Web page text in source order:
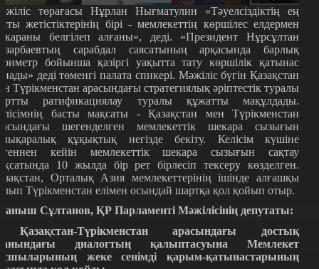
төрағасы Нұрлан Нығматулин «Тәуелсіздіктің ең
жетістіктерінің бірі - мемлекеттің көршілес елдермен
белгілеп алғаны», деді. «Президент Нұрсұлтан
сарабдал саясатының арқасында барлық
бойынша қазіргі уақытта тату көршілік қатынас
деді төменгі палата спикері. Мәжіліс бүгін Қазақстан
Түрікменстан арасындағы стратегиялық әріптестік туралы
ратификациялау туралы құжатты мақұлдады.
басты мақсаты - Қазақстан мен Түрікменстан
шегенделген мемлекеттік шекара сызығын
құқықтық негізде бекіту. Келісім күшіне
кейін мемлекеттік шекара сызығын сақтау
10 жылда бір рет бірлесіп тексеру көзделген.
Орталық Азия мемлекеттерінің ішінде алғашқы
Түрікменстан елімен осындай шартқа қол қойып отыр.
Сұлтанов, ҚР Парламенті Мәжілісінің депутаты:
Түрікменстан арасындағы достық
диалогтың қалыптасуына Мемлекет
жеке сенімді қарым-қатынастарының